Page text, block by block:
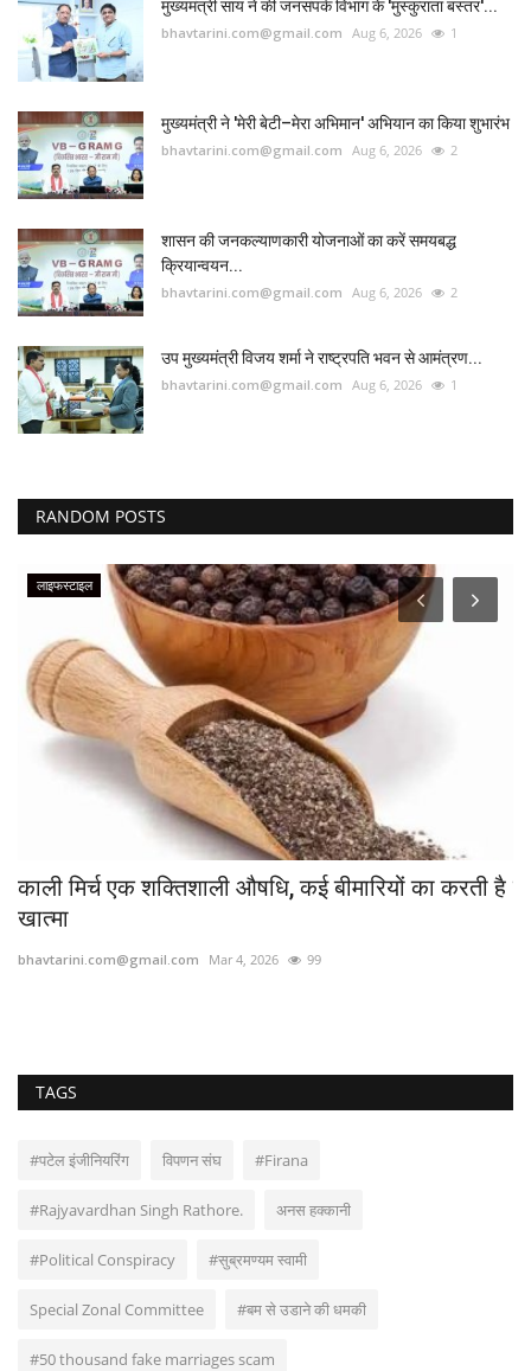
मुख्यमंत्री साय ने की जनसंपर्क विभाग के 'मुस्कुराता बस्तर'...
bhavtarini.com@gmail.com Aug 6, 2026 1
मुख्यमंत्री ने 'मेरी बेटी–मेरा अभिमान' अभियान का किया शुभारंभ
bhavtarini.com@gmail.com Aug 6, 2026 2
शासन की जनकल्याणकारी योजनाओं का करें समयबद्ध
क्रियान्वयन...
bhavtarini.com@gmail.com Aug 6, 2026 2
उप मुख्यमंत्री विजय शर्मा ने राष्ट्रपति भवन से आमंत्रण...
bhavtarini.com@gmail.com Aug 6, 2026 1
RANDOM POSTS
लाइफस्टाइल
काली मिर्च एक शक्तिशाली औषधि, कई बीमारियों का करती है
खात्मा
bhavtarini.com@gmail.com Mar 4, 2026 99
TAGS
#पटेल इंजीनियरिंग विपणन संघ #Firana
#Rajyavardhan Singh Rathore. अनस हक्कानी
#Political Conspiracy #सुब्रमण्यम स्वामी
Special Zonal Committee #बम से उडाने की धमकी
#50 thousand fake marriages scam